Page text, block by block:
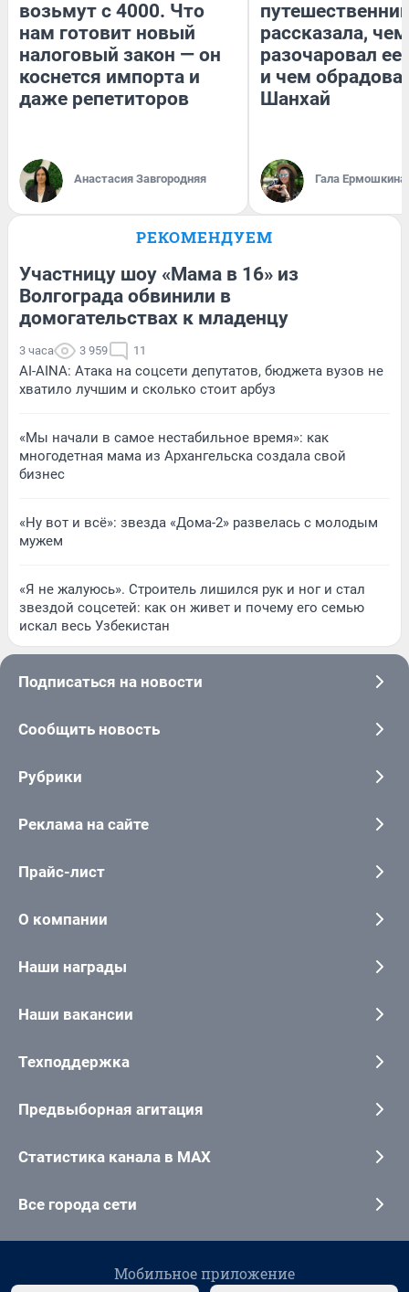
возьмут с 4000. Что
нам готовит новый
налоговый закон — он
коснется импорта и
даже репетиторов
Анастасия Завгородняя
рассказала, чем
разочаровал
и чем
Шанхай
Гала Ермошкина
РЕКОМЕНДУЕМ
Участницу шоу «Мама в 16» из
Волгограда обвинили в
домогательствах к младенцу
3 часа 3 959 11
AI-AINA: Атака на соцсети депутатов, бюджета вузов не
хватило лучшим и сколько стоит арбуз
«Мы начали в самое нестабильное время»: как
многодетная мама из Архангельска создала свой
бизнес
«Ну вот и всё»: звезда «Дома-2» развелась с молодым
мужем
«Я не жалуюсь». Строитель лишился рук и ног и стал
звездой соцсетей: как он живет и почему его семью
искал весь Узбекистан
Подписаться на новости
Сообщить новость
Рубрики
Реклама на сайте
Прайс-лист
О компании
Наши награды
Наши вакансии
Техподдержка
Предвыборная агитация
Статистика канала в MAX
Все города сети
Мобильное приложение